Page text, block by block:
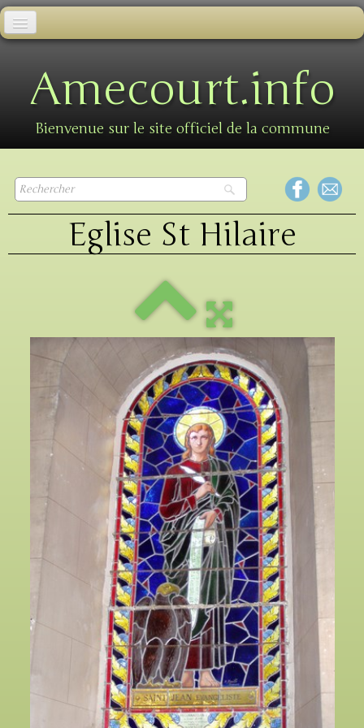
Informations municipales
Informations pratiques
Animations
Galerie photos
Amecourt.info
Bienvenue sur le site officiel de la commune
Eglise St Hilaire